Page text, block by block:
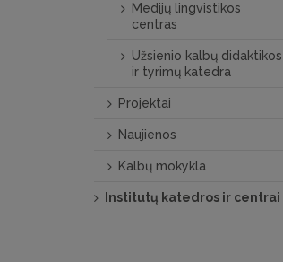
Medijų lingvistikos
centras
Užsienio kalbų didaktikos
ir tyrimų katedra
Projektai
Naujienos
Kalbų mokykla
Institutų katedros ir centrai